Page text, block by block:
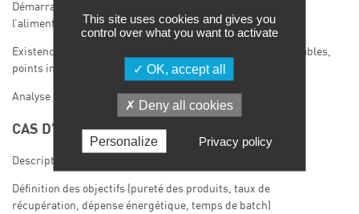
Démarrage de la colonne – Optimisation de la position de
l’alimentation
Existence de points de fonctionnement multiples, points stables,
points instables, rôle de la régulation
Analyse des problèmes liés aux matériels
CAS D’UNE COLONNE BATCH
Descriptif de l’installation et du cas étudié
Définition des objectifs (pureté des produits, taux de
récupération, dépense énergétique, temps de batch)
This site uses cookies and gives you
control over what you want to activate
OK, accept all
Deny all cookies
Personalize Privacy policy